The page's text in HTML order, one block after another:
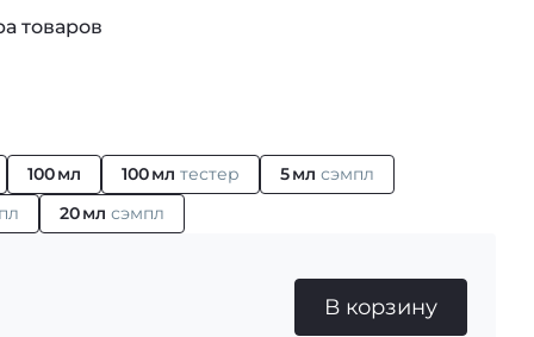
товаров
100 мл 100 мл тестер 5 мл сэмпл
20 мл сэмпл
В корзину